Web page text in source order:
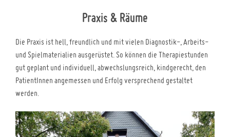
Praxis & Räume
Die Praxis ist hell, freundlich und mit vielen Diagnostik-, Arbeits-
und Spielmaterialien ausgerüstet. So können die Therapiestunden
gut geplant und individuell, abwechslungsreich, kindgerecht, den
PatientInnen angemessen und Erfolg versprechend gestaltet
werden.